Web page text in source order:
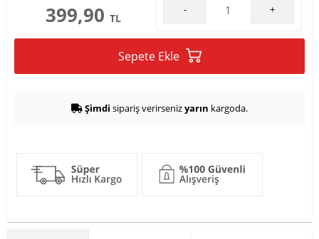
399,90 TL
- +
Sepete Ekle
Şimdi sipariş verirsenizyarın kargoda.